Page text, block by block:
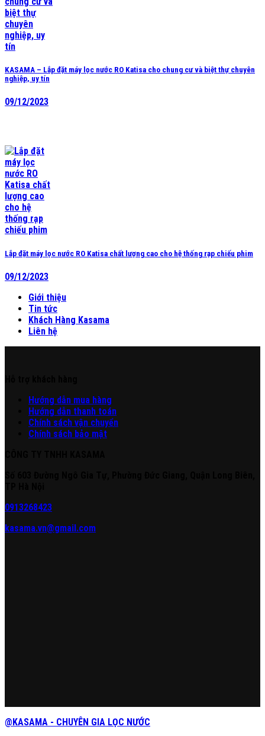
KASAMA – Lắp đặt máy lọc nước RO Katisa cho chung cư và biệt thự chuyên
nghiệp, uy tín
09/12/2023
Lắp đặt máy lọc nước RO Katisa chất lượng cao cho hệ thống rạp chiếu phim
09/12/2023
Giới thiệu
Tin tức
Khách Hàng Kasama
Liên hệ
Hướng dẫn mua hàng
Hướng dẫn thanh toán
Chính sách vận chuyển
Chính sách bảo mật
0913268423
kasama.vn@gmail.com
@KASAMA - CHUYÊN GIA LỌC NƯỚC